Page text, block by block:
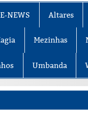
NEWS Altares
Mezinhas
Umbanda